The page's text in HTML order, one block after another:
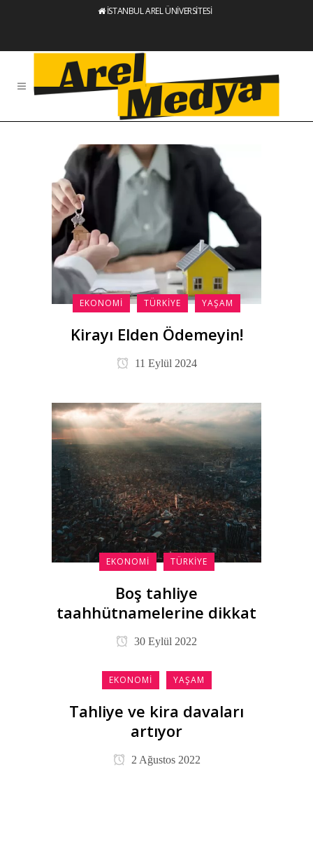
İSTANBUL AREL ÜNİVERSİTESİ
EKONOMI TÜRKIYE YAŞAM
Kirayı Elden Ödemeyin!
11 Eylül 2024
EKONOMI TÜRKIYE
Boş tahliye
taahhütnamelerine dikkat
30 Eylül 2022
EKONOMI YAŞAM
Tahliye ve kira davaları
artıyor
2 Ağustos 2022